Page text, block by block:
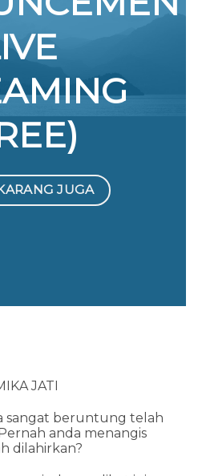
JUGA
JATI
sangat beruntung telah
anda menangis
dilahirkan?